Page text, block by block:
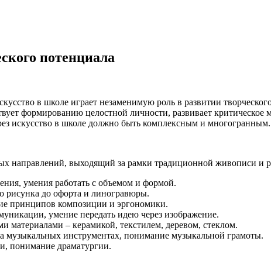
потенциала
в школе играет незаменимую роль в развитии
формированию целостной личности, развивает
искусство в школе должно быть комплексным и многогранным.
направлений, выходящий за рамки традиционной живописи и
умения работать с объемом и формой.
рисунка до офорта и линогравюры.
принципов композиции и эргономики.
умение передать идею через изображение.
материалами – керамикой, текстилем, деревом, стеклом.
музыкальных инструментах, понимание музыкальной грамоты.
понимание драматургии.